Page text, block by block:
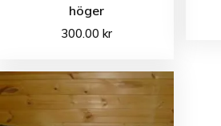
höger
300.00kr